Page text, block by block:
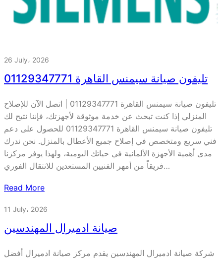
26 July، 2026
تليفون صيانة سيمنس القاهرة 01129347771
تليفون صيانة سيمنس القاهرة 01129347771 | اتصل الآن للإصلاح
المنزلي إذا كنت تبحث عن خدمة موثوقة لأجهزتك، فإننا نتيح لك
تليفون صيانة سيمنس القاهرة 01129347771 للحصول على دعم
فني سريع ومتخصص في إصلاح جميع الأعطال بالمنزل. نحن ندرك
مدى أهمية الأجهزة الألمانية في حياتك اليومية، ولهذا يوفر مركزنا
فريقاً من أمهر الفنيين المستعدين للانتقال الفوري…
Read More
11 July، 2026
صيانة ادميرال المهندسين
شركة صيانة ادميرال المهندسين يقدم مركز صيانة ادميرال أفضل